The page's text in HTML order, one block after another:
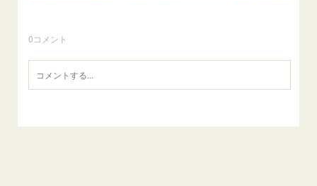
0コメント